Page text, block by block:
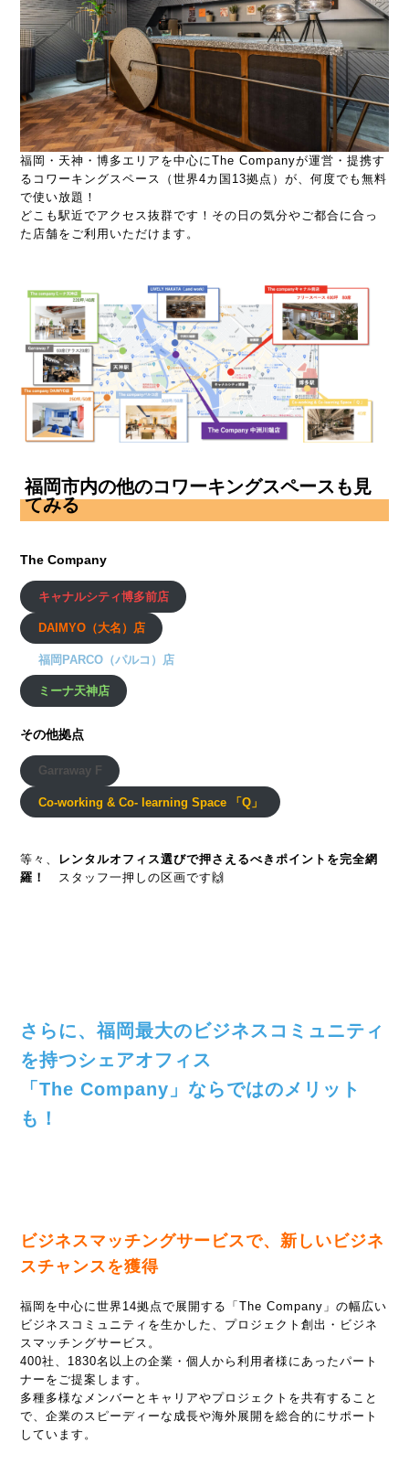
福岡・天神・博多エリアを中心にThe Companyが運営・提携す
るコワーキングスペース（世界4カ国13拠点）が、何度でも無料
で使い放題！
どこも駅近でアクセス抜群です！その日の気分やご都合に合っ
た店舗をご利用いただけます。
福岡市内の他のコワーキングスペースも見
てみる
The Company
キャナルシティ博多前店
DAIMYO（大名）店
福岡PARCO（パルコ）店
ミーナ天神店
その他拠点
Garraway F
Co-working & Co- learning Space 「Q」
等々、
レンタルオフィス選びで押さえるべきポイントを完全網
羅！
スタッフ一押しの区画です🙌
さらに、福岡最大のビジネスコミュニティ
を持つシェアオフィス
「The Company」ならではのメリット
も！
ビジネスマッチングサービスで、新しいビジネ
スチャンスを獲得
福岡を中心に世界14拠点で展開する「The Company」の幅広い
ビジネスコミュニティを生かした、プロジェクト創出・ビジネ
スマッチングサービス。
400社、1830名以上の企業・個人から利用者様にあったパート
ナーをご提案します。
多種多様なメンバーとキャリアやプロジェクトを共有すること
で、企業のスピーディーな成長や海外展開を総合的にサポート
しています。